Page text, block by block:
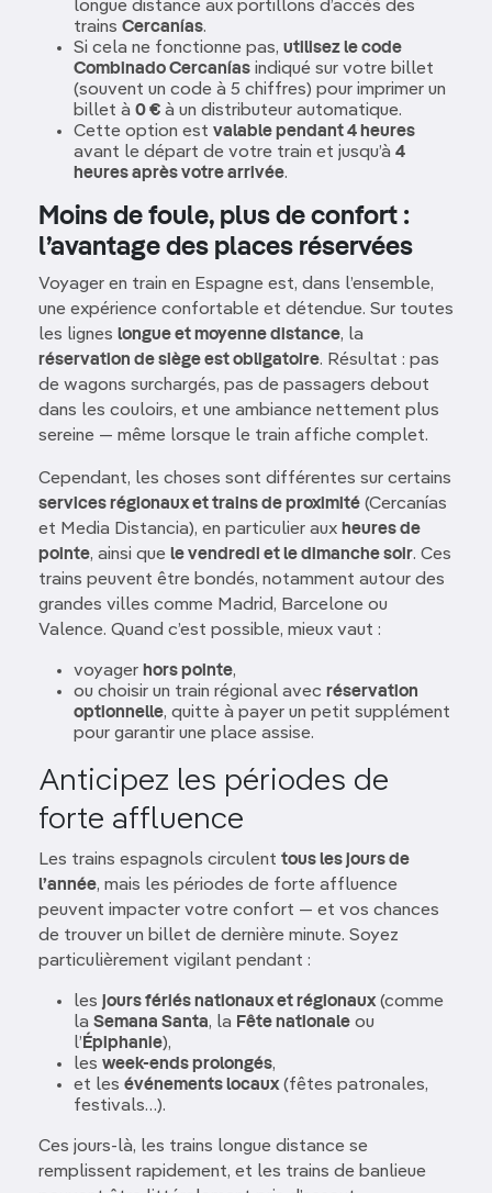
longue distance aux portillons d’accès des
trains Cercanías.
Si cela ne fonctionne pas, utilisez le code
Combinado Cercanías indiqué sur votre billet
(souvent un code à 5 chiffres) pour imprimer un
billet à 0 € à un distributeur automatique.
Cette option est valable pendant 4 heures
avant le départ de votre train et jusqu’à 4
heures après votre arrivée.
Moins de foule, plus de confort :
l’avantage des places réservées
Voyager en train en Espagne est, dans l’ensemble,
une expérience confortable et détendue. Sur toutes
les lignes longue et moyenne distance, la
réservation de siège est obligatoire. Résultat : pas
de wagons surchargés, pas de passagers debout
dans les couloirs, et une ambiance nettement plus
sereine — même lorsque le train affiche complet.
Cependant, les choses sont différentes sur certains
services régionaux et trains de proximité (Cercanías
et Media Distancia), en particulier aux heures de
pointe, ainsi que le vendredi et le dimanche soir. Ces
trains peuvent être bondés, notamment autour des
grandes villes comme Madrid, Barcelone ou
Valence. Quand c’est possible, mieux vaut :
voyager hors pointe,
ou choisir un train régional avec réservation
optionnelle, quitte à payer un petit supplément
pour garantir une place assise.
Anticipez les périodes de
forte affluence
Les trains espagnols circulent tous les jours de
l’année, mais les périodes de forte affluence
peuvent impacter votre confort — et vos chances
de trouver un billet de dernière minute. Soyez
particulièrement vigilant pendant :
les jours fériés nationaux et régionaux(comme
la Semana Santa, la Fête nationale ou
l’ Épiphanie),
les week-ends prolongés,
et les événements locaux(fêtes patronales,
festivals…).
Ces jours-là, les trains longue distance se
remplissent rapidement, et les trains de banlieue